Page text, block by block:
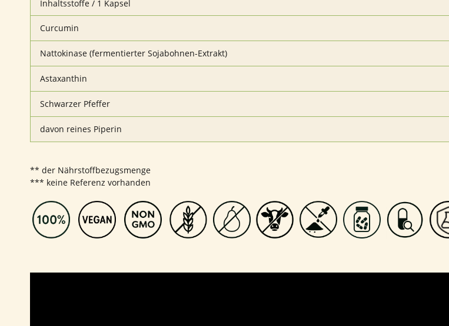
Inhaltsstoffe / 1 Kapsel
Curcumin
Nattokinase (fermentierter Sojabohnen-Extrakt)
Astaxanthin
Schwarzer Pfeffer
davon reines Piperin
** der Nährstoffbezugsmenge
*** keine Referenz vorhanden